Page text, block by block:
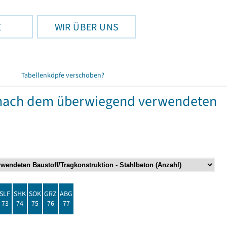
WIR ÜBER UNS
Tabellenköpfe verschoben?
dem überwiegend verwendeten
SLF
73
SHK
74
SOK
75
GRZ
76
ABG
77